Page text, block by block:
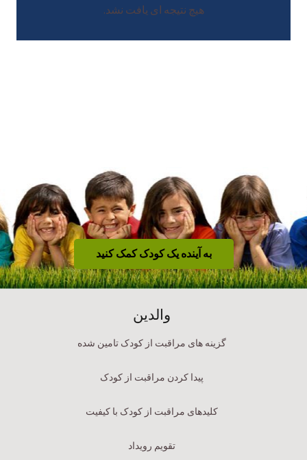
هیچ نتیجه ای یافت نشد.
به آینده یک کودک کمک کنید
والدین
گزینه های مراقبت از کودک تامین شده
پیدا کردن مراقبت از کودک
کلیدهای مراقبت از کودک با کیفیت
تقویم رویداد